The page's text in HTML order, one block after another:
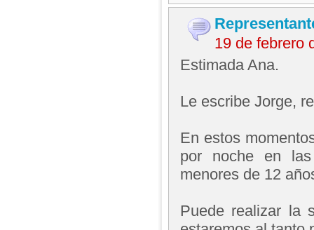
19 de febrero
Estimada Ana.
Le escribe Jorge,
En estos
por noche en
menores de 12
Puede realizar la